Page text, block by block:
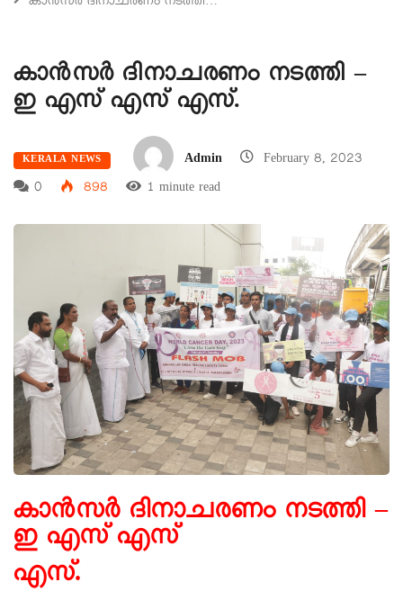
കാൻസർ ദിനാചരണം നടത്തി –
ഇ എസ് എസ് എസ്.
KERALA NEWS Admin
February 8, 2023
0
898 1 minute read
കാൻസർ ദിനാചരണം നടത്തി –
ഇ എസ് എസ്
എസ്.